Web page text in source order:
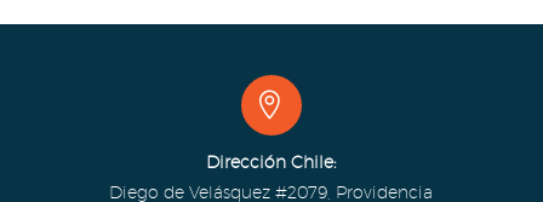


Dirección Chile:
Diego de Velásquez #2079, Providencia